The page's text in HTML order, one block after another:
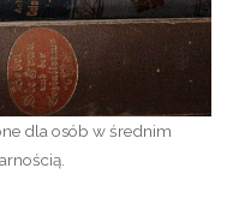
dla osób w średnim